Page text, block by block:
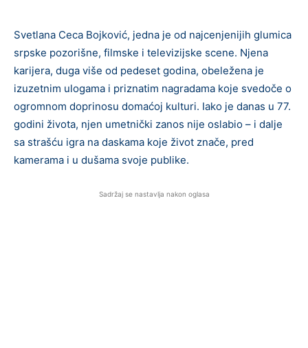
Svetlana Ceca Bojković, jedna je od najcenjenijih glumica
srpske pozorišne, filmske i televizijske scene. Njena
karijera, duga više od pedeset godina, obeležena je
izuzetnim ulogama i priznatim nagradama koje svedoče o
ogromnom doprinosu domaćoj kulturi. Iako je danas u 77.
godini života, njen umetnički zanos nije oslabio – i dalje
sa strašću igra na daskama koje život znače, pred
kamerama i u dušama svoje publike.
Sadržaj se nastavlja nakon oglasa